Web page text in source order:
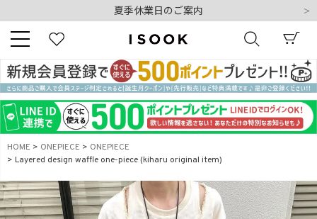
令和8年熊本地震の影響によるお荷物のお届けについて
新規会員登録でもれなく500ポイントプレゼント
夏季休業日のご案内
令和8年熊本地震の影響によるお荷物のお届けについて
キーワード
HOME ONEPIECE
ONEPIECE
Layered design waffle one-piece (kiharu original item)